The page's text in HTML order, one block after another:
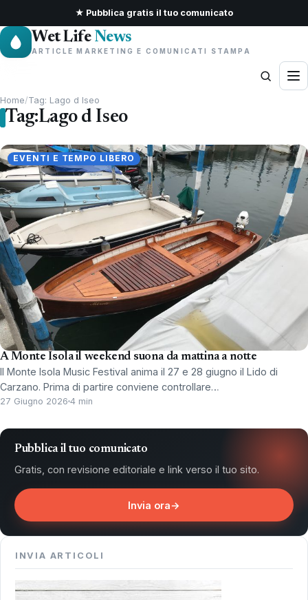
★ Pubblica gratis il tuo comunicato
Wet Life News
ARTICLE MARKETING E COMUNICATI STAMPA
Home/Tag: Lago d Iseo
Tag:Lago d Iseo
EVENTI E TEMPO LIBERO
A Monte Isola il weekend suona da mattina a notte
Il Monte Isola Music Festival anima il 27 e 28 giugno il Lido di
Carzano. Prima di partire conviene controllare…
27 Giugno 2026 4 min
Pubblica il tuo comunicato
Gratis, con revisione editoriale e link verso il tuo sito.
Invia ora→
INVIA ARTICOLI